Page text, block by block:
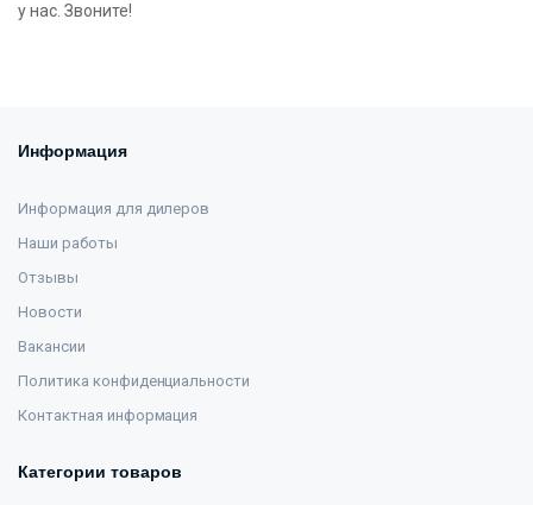
у нас. Звоните!
Информация
Информация для дилеров
Наши работы
Отзывы
Новости
Вакансии
Политика конфиденциальности
Контактная информация
Категории товаров